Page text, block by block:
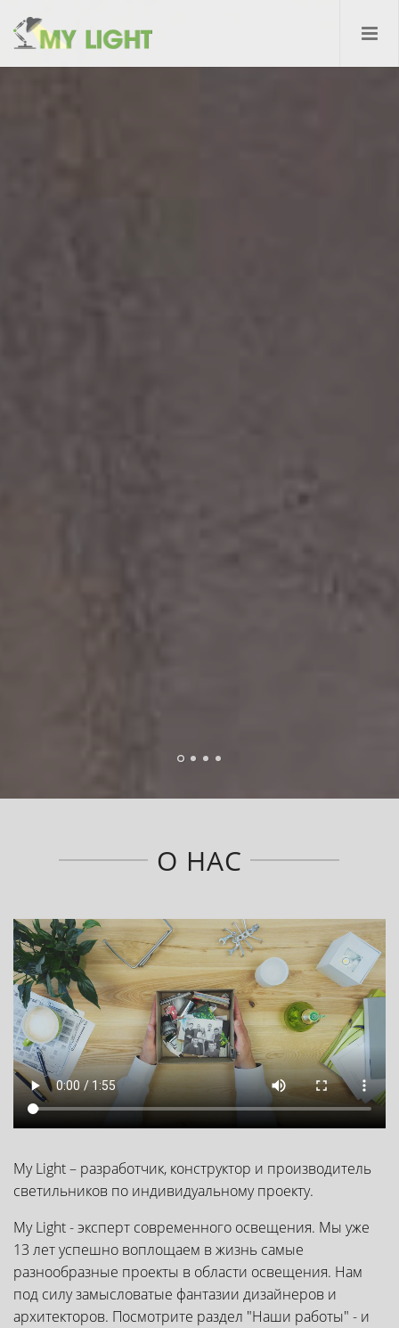
О НАС
My Light – разработчик, конструктор и производитель
светильников по индивидуальному проекту.
My Light - эксперт современного освещения. Мы уже
13 лет успешно воплощаем в жизнь самые
разнообразные проекты в области освещения. Нам
под силу замысловатые фантазии дизайнеров и
архитекторов. Посмотрите раздел "Наши работы" - и